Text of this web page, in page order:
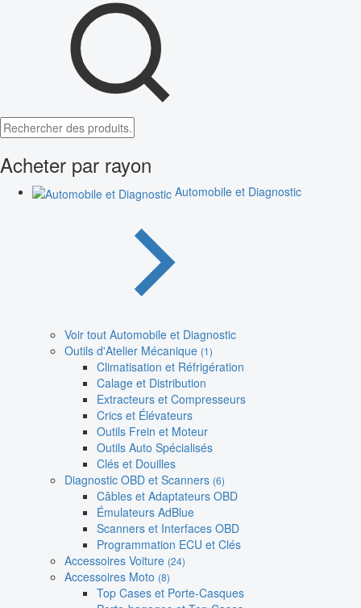
Acheter par rayon
Automobile et Diagnostic
Voir tout Automobile et Diagnostic
Outils d'Atelier Mécanique (1)
Climatisation et Réfrigération
Calage et Distribution
Extracteurs et Compresseurs
Crics et Élévateurs
Outils Frein et Moteur
Outils Auto Spécialisés
Clés et Douilles
Diagnostic OBD et Scanners (6)
Câbles et Adaptateurs OBD
Émulateurs AdBlue
Scanners et Interfaces OBD
Programmation ECU et Clés
Accessoires Voiture (24)
Accessoires Moto (8)
Top Cases et Porte-Casques